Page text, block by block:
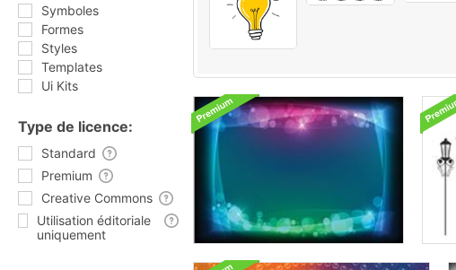
Symboles
Formes
Styles
Templates
Ui Kits
Type de licence:
Standard
Premium
Creative Commons
Utilisation éditoriale
uniquement